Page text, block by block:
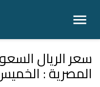
سعر الريال
المصرية : الخميس 24 يونيو